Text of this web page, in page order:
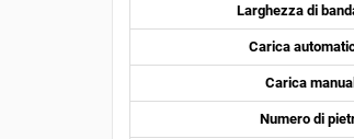
Larghezza di
Carica
Carica
Numero di